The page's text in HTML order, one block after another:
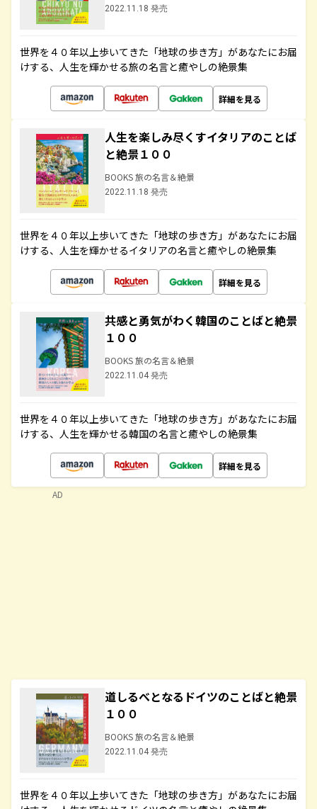
2022.11.18 発売
世界を４０年以上歩いてきた「地球の歩き方」があなたにお届
けする、人生を輝かせる旅の名言と癒やしの絶景集
詳細を見る
人生を楽しみ尽くすイタリアのことば
と絶景１００
BOOKS 旅の名言＆絶景
2022.11.18 発売
世界を４０年以上歩いてきた「地球の歩き方」があなたにお届
けする、人生を輝かせるイタリアの名言と癒やしの絶景集
詳細を見る
共感と勇気がわく韓国のことばと絶景
１００
BOOKS 旅の名言＆絶景
2022.11.04 発売
世界を４０年以上歩いてきた「地球の歩き方」があなたにお届
けする、人生を輝かせる韓国の名言と癒やしの絶景集
詳細を見る
道しるべとなるドイツのことばと絶景
１００
BOOKS 旅の名言＆絶景
2022.11.04 発売
世界を４０年以上歩いてきた「地球の歩き方」があなたにお届
AD